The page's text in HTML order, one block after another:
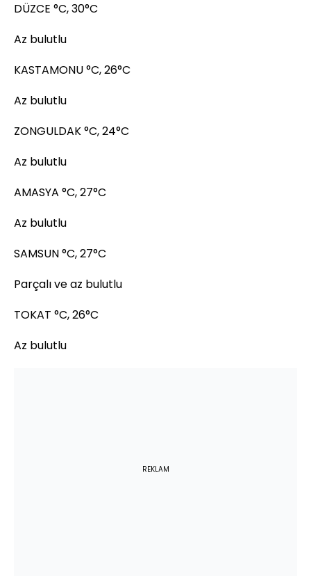
DÜZCE °C, 30°C
Az bulutlu
KASTAMONU °C, 26°C
Az bulutlu
ZONGULDAK °C, 24°C
Az bulutlu
AMASYA °C, 27°C
Az bulutlu
SAMSUN °C, 27°C
Parçalı ve az bulutlu
TOKAT °C, 26°C
Az bulutlu
REKLAM